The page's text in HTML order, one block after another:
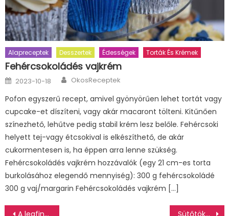
Alapreceptek Desszertek Édességek Torták És Krémek
Fehércsokoládés vajkrém
Posted
on
2023-10-18 Author
OkosReceptek
Pofon egyszerű recept, amivel gyönyörűen lehet tortát vagy
cupcake-et díszíteni, vagy akár macaront tölteni. Kitűnően
színezhető, lehűtve pedig stabil krém lesz belőle. Fehércsoki
helyett tej-vagy étcsokival is elkészíthető, de akár
cukormentesen is, ha éppen arra lenne szükség.
Fehércsokoládés vajkrém hozzávalók (egy 21 cm-es torta
burkolásához elegendő mennyiség): 300 g fehércsokoládé
300 g vaj/margarin Fehércsokoládés vajkrém […]
A legfinomabb sütőtök krémleves Sütőtökös-karfiolos indiai curry